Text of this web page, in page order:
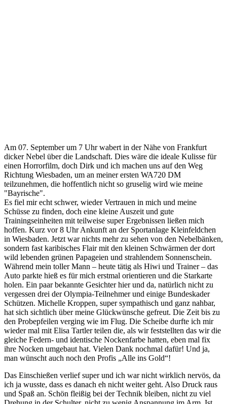
Am 07. September um 7 Uhr wabert in der Nähe von Frankfurt
dicker Nebel über die Landschaft. Dies wäre die ideale Kulisse für
einen Horrorfilm, doch Dirk und ich machen uns auf den Weg
Richtung Wiesbaden, um an meiner ersten WA720 DM
teilzunehmen, die hoffentlich nicht so gruselig wird wie meine
"Bayrische".
Es fiel mir echt schwer, wieder Vertrauen in mich und meine
Schüsse zu finden, doch eine kleine Auszeit und gute
Trainingseinheiten mit teilweise super Ergebnissen ließen mich
hoffen. Kurz vor 8 Uhr Ankunft an der Sportanlage Kleinfeldchen
in Wiesbaden. Jetzt war nichts mehr zu sehen von den Nebelbänken,
sondern fast karibisches Flair mit den kleinen Schwärmen der dort
wild lebenden grünen Papageien und strahlendem Sonnenschein.
Während mein toller Mann – heute tätig als Hiwi und Trainer – das
Auto parkte hieß es für mich erstmal orientieren und die Starkarte
holen. Ein paar bekannte Gesichter hier und da, natürlich nicht zu
vergessen drei der Olympia-Teilnehmer und einige Bundeskader
Schützen. Michelle Kroppen, super sympathisch und ganz nahbar,
hat sich sichtlich über meine Glückwünsche gefreut. Die Zeit bis zu
den Probepfeilen verging wie im Flug. Die Scheibe durfte ich mir
wieder mal mit Elisa Tartler teilen die, als wir feststellten das wir die
gleiche Federn- und identische Nockenfarbe hatten, eben mal fix
ihre Nocken umgebaut hat. Vielen Dank nochmal dafür! Und ja,
man wünscht auch noch den Profis „Alle ins Gold“!
Das Einschießen verlief super und ich war nicht wirklich nervös, da
ich ja wusste, dass es danach eh nicht weiter geht. Also Druck raus
und Spaß an. Schön fleißig bei der Technik bleiben, nicht zu viel